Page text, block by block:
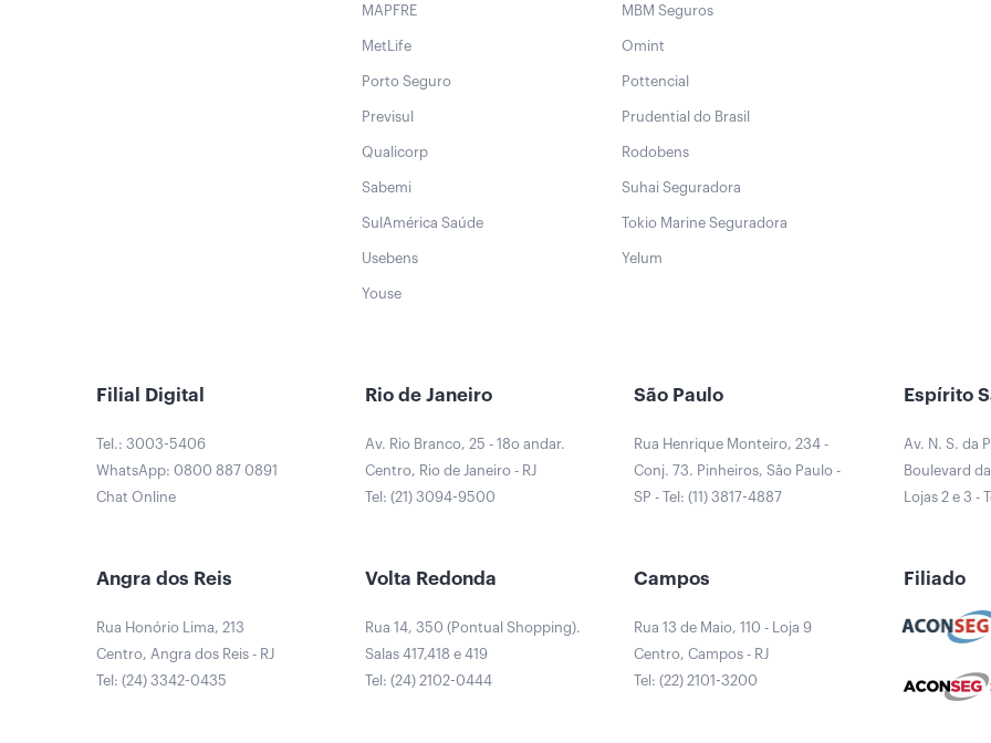
MAPFRE MBM Seguros
MetLife Omint
Porto Seguro Pottencial
Previsul Prudential do Brasil
Qualicorp Rodobens
Sabemi Suhai Seguradora
SulAmérica Saúde Tokio Marine Seguradora
Usebens Yelum
Youse
Filial Digital
Tel.: 3003-5406
WhatsApp: 0800 887 0891
Chat Online
Rio de Janeiro
Av. Rio Branco, 25 - 18o andar.
Centro, Rio de Janeiro - RJ
Tel: (21) 3094-9500
São Paulo
Rua Henrique Monteiro, 234 -
Conj. 73. Pinheiros, São Paulo -
SP - Tel: (11) 3817-4887
Espírito
Av. N. S. da
Boulevard
Lojas 2 e 3 -
Angra dos Reis
Rua Honório Lima, 213
Centro, Angra dos Reis - RJ
Tel: (24) 3342-0435
Volta Redonda
Rua 14, 350 (Pontual Shopping).
Salas 417,418 e 419
Tel: (24) 2102-0444
Campos
Rua 13 de Maio, 110 - Loja 9
Centro, Campos - RJ
Tel: (22) 2101-3200
Filiado